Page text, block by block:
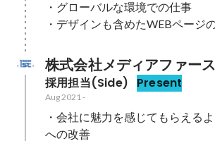
・グローバルな環境での仕事
・デザインも含めたWEBページ
株式会社メディアファー
採用担当(Side) Present
Aug 2021-
・会社に魅力を感じてもらえる
への改善